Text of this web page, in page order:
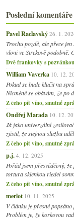
Poslední komentáře
Pavel Raclavský 26. 1.
Trochu pozdě, ale přece
vloni ve Strekově podobně.
Dvě frankovky s
William Vaverka 10. 12.
Pokud se bude klučit na
Nicméně se obávám, že po
Z čeho pít víno, smutné
Ondřej Marada 10. 12.
Já jako univerzální
zjistil, že stejnou službu
Z čeho pít víno, smutné
p.j. 4. 12. 2025
Pořád jsem přesvědčený,
tortura sklenkou riedel
Z čeho pít víno, smutné
merlot 10. 11. 2025
V článku je přesně
Problém je, že korkovou